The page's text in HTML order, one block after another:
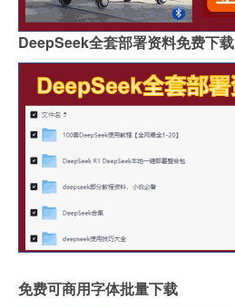
DeepSeek全套部署资料免费下载
免费可商用字体批量下载